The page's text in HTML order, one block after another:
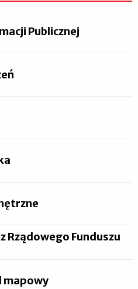
Publicznej
Rządowego Funduszu
mapowy